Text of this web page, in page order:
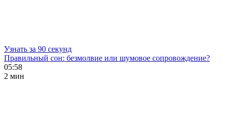
Узнать за 90 секунд
Правильный сон: безмолвие или шумовое сопровождение?
05:58
2 мин